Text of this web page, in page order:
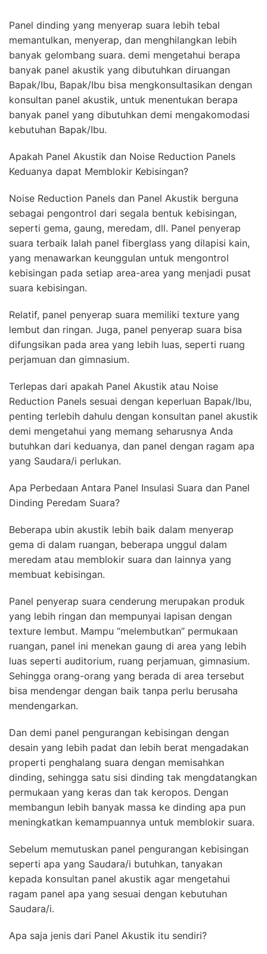
Panel dinding yang menyerap suara lebih tebal
memantulkan, menyerap, dan menghilangkan lebih
banyak gelombang suara. demi mengetahui berapa
banyak panel akustik yang dibutuhkan diruangan
Bapak/Ibu, Bapak/Ibu bisa mengkonsultasikan dengan
konsultan panel akustik, untuk menentukan berapa
banyak panel yang dibutuhkan demi mengakomodasi
kebutuhan Bapak/Ibu.
Apakah Panel Akustik dan Noise Reduction Panels
Keduanya dapat Memblokir Kebisingan?
Noise Reduction Panels dan Panel Akustik berguna
sebagai pengontrol dari segala bentuk kebisingan,
seperti gema, gaung, meredam, dll. Panel penyerap
suara terbaik Ialah panel fiberglass yang dilapisi kain,
yang menawarkan keunggulan untuk mengontrol
kebisingan pada setiap area-area yang menjadi pusat
suara kebisingan.
Relatif, panel penyerap suara memiliki texture yang
lembut dan ringan. Juga, panel penyerap suara bisa
difungsikan pada area yang lebih luas, seperti ruang
perjamuan dan gimnasium.
Terlepas dari apakah Panel Akustik atau Noise
Reduction Panels sesuai dengan keperluan Bapak/Ibu,
penting terlebih dahulu dengan konsultan panel akustik
demi mengetahui yang memang seharusnya Anda
butuhkan dari keduanya, dan panel dengan ragam apa
yang Saudara/i perlukan.
Apa Perbedaan Antara Panel Insulasi Suara dan Panel
Dinding Peredam Suara?
Beberapa ubin akustik lebih baik dalam menyerap
gema di dalam ruangan, beberapa unggul dalam
meredam atau memblokir suara dan lainnya yang
membuat kebisingan.
Panel penyerap suara cenderung merupakan produk
yang lebih ringan dan mempunyai lapisan dengan
texture lembut. Mampu “melembutkan” permukaan
ruangan, panel ini menekan gaung di area yang lebih
luas seperti auditorium, ruang perjamuan, gimnasium.
Sehingga orang-orang yang berada di area tersebut
bisa mendengar dengan baik tanpa perlu berusaha
mendengarkan.
Dan demi panel pengurangan kebisingan dengan
desain yang lebih padat dan lebih berat mengadakan
properti penghalang suara dengan memisahkan
dinding, sehingga satu sisi dinding tak mengdatangkan
permukaan yang keras dan tak keropos. Dengan
membangun lebih banyak massa ke dinding apa pun
meningkatkan kemampuannya untuk memblokir suara.
Sebelum memutuskan panel pengurangan kebisingan
seperti apa yang Saudara/i butuhkan, tanyakan
kepada konsultan panel akustik agar mengetahui
ragam panel apa yang sesuai dengan kebutuhan
Saudara/i.
Apa saja jenis dari Panel Akustik itu sendiri?